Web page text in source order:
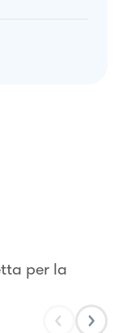
per la